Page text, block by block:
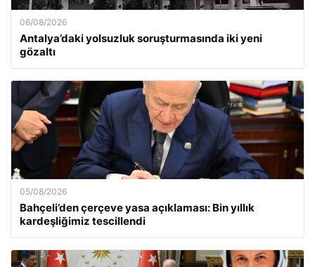
06/08/2026
Antalya’daki yolsuzluk soruşturmasında iki yeni
gözaltı
05/08/2026
Bahçeli’den çerçeve yasa açıklaması: Bin yıllık
kardeşliğimiz tescillendi